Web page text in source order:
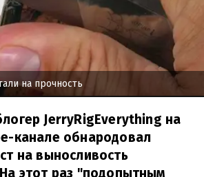
на прочность
JerryRigEverything на
канале обнародовал
на выносливость
этот раз "подопытным